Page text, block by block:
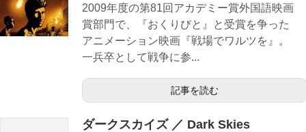
2009年度の第81回アカデミー賞外国語映画
賞部門で、『おくりびと』と受賞を争った
アニメーション映画『戦場でワルツを』。
一兵卒として戦争に参...
記事を読む
ダークスカイズ ／ Dark Skies